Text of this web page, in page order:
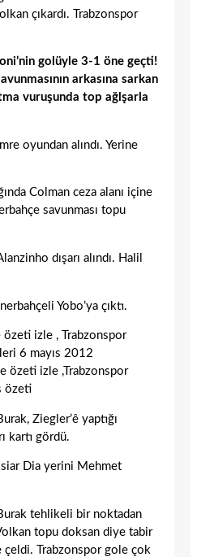
çıkardı. Trabzonspor
golüyle 3-1 öne geçti!
arkasına sarkan
vuruşunda top ağlşarla
oyundan alındı. Yerine
Colman ceza alanı içine
savunması topu
dışarı alındı. Halil
Yobo’ya çıktı.
özeti izle , Trabzonspor
6 mayıs 2012
özeti izle ,Trabzonspor
özeti
Ziegler’ê yaptığı
kartı gördü.
Dia yerini Mehmet
Burak tehlikeli bir noktadan
topu doksan diye tabir
Trabzonspor gole çok